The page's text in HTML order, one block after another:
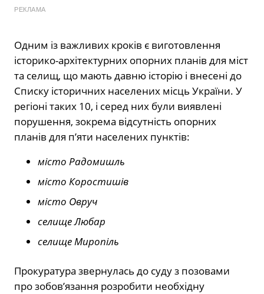
РЕКЛАМА
Одним із важливих кроків є виготовлення
історико-архітектурних опорних планів для міст
та селищ, що мають давню історію і внесені до
Списку історичних населених місць України. У
регіоні таких 10, і серед них були виявлені
порушення, зокрема відсутність опорних
планів для п’яти населених пунктів:
місто Радомишль
місто Коростишів
місто Овруч
селище Любар
селище Миропіль
Прокуратура звернулась до суду з позовами
про зобов’язання розробити необхідну